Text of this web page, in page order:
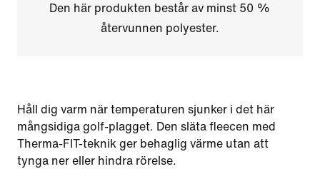
Den här produkten består av minst 50 %
återvunnen polyester.
Håll dig varm när temperaturen sjunker i det här
mångsidiga golf-plagget. Den släta fleecen med
Therma-FIT-teknik ger behaglig värme utan att
tynga ner eller hindra rörelse.